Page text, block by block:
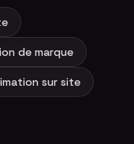
de marque
sur site